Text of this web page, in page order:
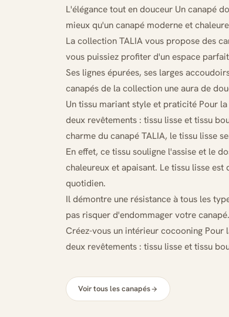
L'élégance tout en douceur Un canapé
mieux qu'un canapé moderne et
La collection TALIA vous propose des
vous puissiez profiter d'un espace
Ses lignes épurées, ses larges
canapés de la collection une aura de
Un tissu mariant style et praticité Pour
deux revêtements : tissu lisse et tissu
charme du canapé TALIA, le tissu lisse
En effet, ce tissu souligne l'assise et le
chaleureux et apaisant. Le tissu lisse
quotidien.
Il démontre une résistance à tous les
pas risquer d'endommager votre canapé.
Créez-vous un intérieur cocooning
deux revêtements : tissu lisse et tissu
Voir tous les canapés